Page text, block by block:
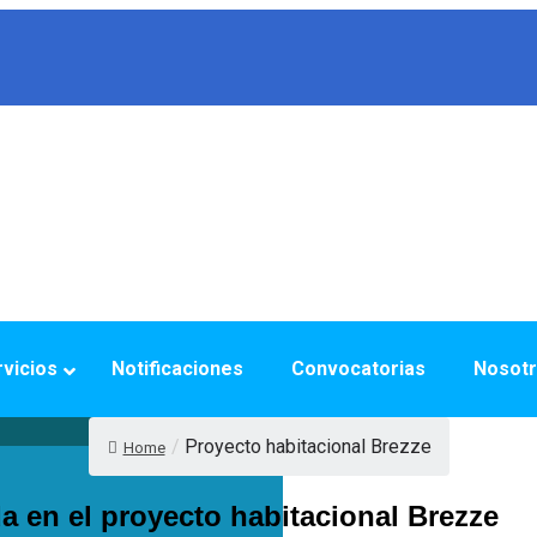
Notificaciones Convocatorias
Home / Proyecto habitacional Brezze
en el proyecto habitacional Brezze